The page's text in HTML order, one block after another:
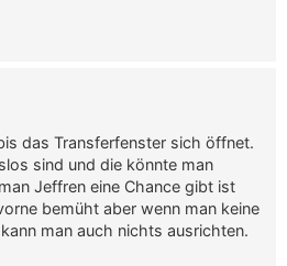
das Transferfenster sich öffnet.
sind und die könnte man
Jeffren eine Chance gibt ist
bemüht aber wenn man keine
man auch nichts ausrichten.